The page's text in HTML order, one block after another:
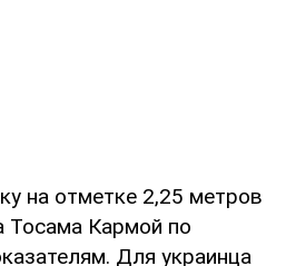
на отметке 2,25 метров
Тосама Кармой по
Для украинца